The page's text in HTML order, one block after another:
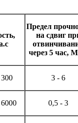
Предел
на сдвиг
через 5 час,
3 - 6
0,5 - 3